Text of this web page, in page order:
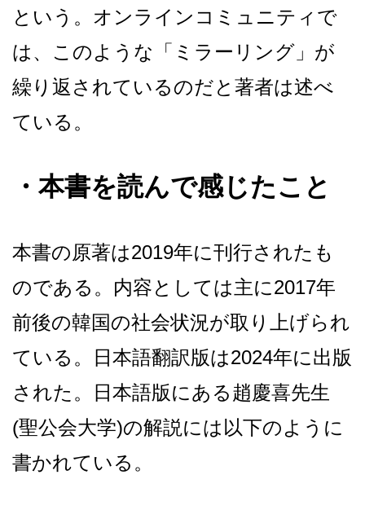
という。オンラインコミュニティで
は、このような「ミラーリング」が
繰り返されているのだと著者は述べ
ている。
・ 本書を読んで感じたこと
本書の原著は2019年に刊行されたも
のである。内容としては主に2017年
前後の韓国の社会状況が取り上げられ
ている。日本語翻訳版は2024年に出版
された。日本語版にある趙慶喜先生
(聖公会大学)の解説には以下のように
書かれている。